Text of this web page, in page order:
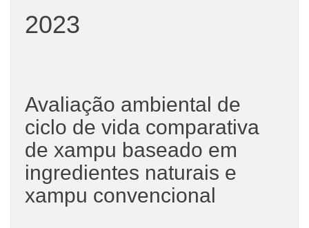
2023
Avaliação ambiental de
ciclo de vida comparativa
de xampu baseado em
ingredientes naturais e
xampu convencional